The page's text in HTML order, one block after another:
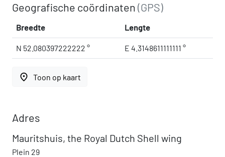
Geografische coördinaten(GPS)
Breedte Lengte
N 52.080397222222 ° E 4.3148611111111 °
place Toon op kaart
Adres
Mauritshuis, the Royal Dutch Shell wing
Plein 29